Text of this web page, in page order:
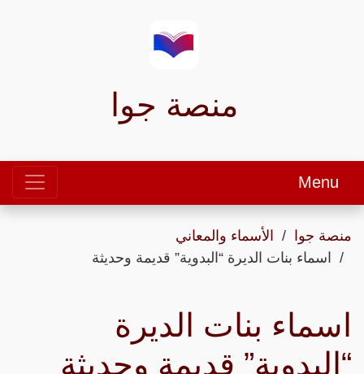
منصة جوا
Menu
منصة جوا
الأسماء والمعاني
اسماء بنات الديرة “البدوية” قديمة وحديثة
اسماء بنات الديرة
“البدوية” قديمة وحديثة